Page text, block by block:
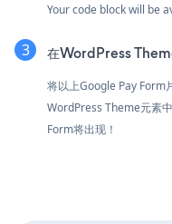
Your code block will be
在WordPress
将以上Google Pay Form
WordPress Theme元素
Form将出现！